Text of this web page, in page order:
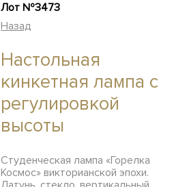
Лот №3473
Назад
Настольная
кинкетная лампа с
регулировкой
высоты
Студенческая лампа «Горелка
Космос» викторианской эпохи.